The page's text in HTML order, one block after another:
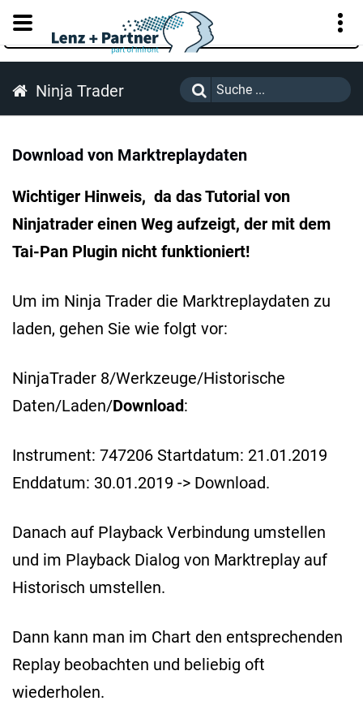
KUNDENPORTAL
Ninja Trader
Download von Marktreplaydaten
Wichtiger Hinweis, da das Tutorial von
Ninjatrader einen Weg aufzeigt, der mit dem
Tai-Pan Plugin nicht funktioniert!
Um im Ninja Trader die Marktreplaydaten zu
laden, gehen Sie wie folgt vor:
NinjaTrader 8/Werkzeuge/Historische
Daten/Laden/Download:
Instrument: 747206 Startdatum: 21.01.2019
Enddatum: 30.01.2019 -> Download.
Danach auf Playback Verbindung umstellen
und im Playback Dialog von Marktreplay auf
Historisch umstellen.
Dann kann man im Chart den entsprechenden
Replay beobachten und beliebig oft
wiederholen.